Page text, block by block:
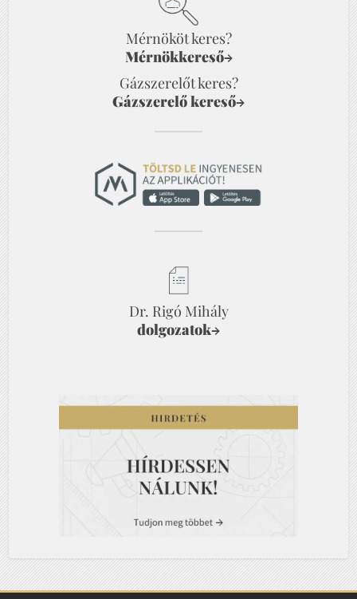
Mérnököt keres?
Mérnökkereső→
Gázszerelőt keres?
Gázszerelő kereső→
Dr. Rigó Mihály
dolgozatok→